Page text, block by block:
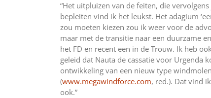
“Het uitpluizen van de feiten, die
bepleiten vind ik het leukst. Het adagium
zou moeten kiezen zou ik weer voor de
maar met de transitie naar een duurzame
het FD en recent een in de Trouw. Ik heb
geleid dat Nauta de cassatie voor Urgenda
ontwikkeling van een nieuw type
(www.megawindforce.com, red.). Dat vind
ook.”